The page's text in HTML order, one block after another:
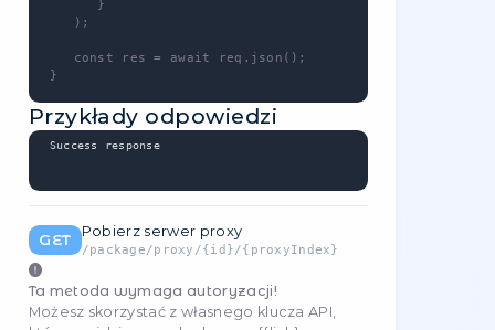
koniecznie
Przykłady kodu
JavaScript
async function getPackageProxyCities() {
const baseUrl = 'https://
const req = await fetch(baseUrl + '/
.replace("{id}", 93) + '?' +
         "country": "",
         "regions.*": ""